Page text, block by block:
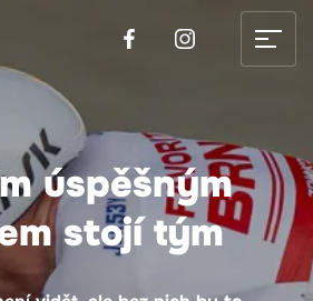
Facebook
úspěšným
stojí tým